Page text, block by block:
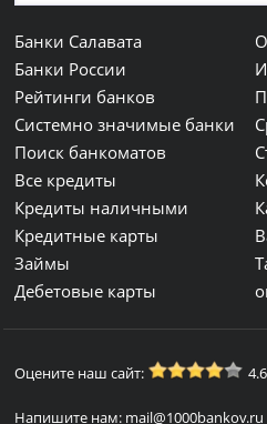
Банки Салавата
Банки России
Рейтинги банков
Системно значимые банки
Поиск банкоматов
Все кредиты
Кредиты наличными
Кредитные карты
Займы
Дебетовые карты
Оцените наш сайт:
Напишите нам: mail@1000bankov.ru